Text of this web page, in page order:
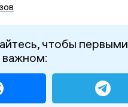
чтобы первыми
важном: